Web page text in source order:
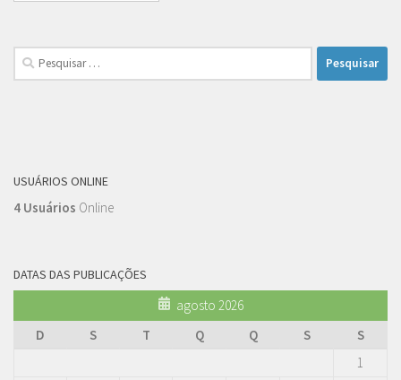
Pesquisar
por:
USUÁRIOS ONLINE
4 Usuários Online
DATAS DAS PUBLICAÇÕES
agosto 2026
D
S T Q Q S
S
1